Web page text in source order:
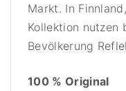
Markt. In
Kollektion
Bevölkerung
100 % Original